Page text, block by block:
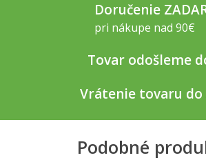
Doručenie
pri nákupe nad 90€
Tovar odošleme
Vrátenie tovaru do
Podobné